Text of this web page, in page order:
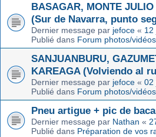
BASAGAR, MONTE
(Sur de Navarra, punto
Dernier message par jefoce « 12
Publié dans Forum photos/vidéos
SANJUANBURU,
KAREAGA (Volviendo al
Dernier message par jefoce « 02
Publié dans Forum photos/vidéos
Pneu artigue + pic de
Dernier message par Nathan «
Publié dans Préparation de vos